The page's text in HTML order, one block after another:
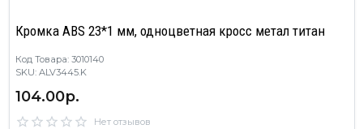
Кромка ABS 23*1 мм, одноцветная кросс метал титан
Код Товара: 3010140
SKU: ALV3445.K
104.00р.
Нет отзывов